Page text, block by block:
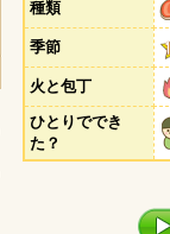
種類
季節
火と包丁
ひとりででき
た？